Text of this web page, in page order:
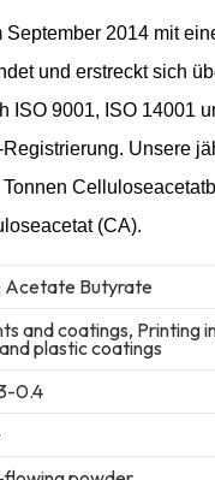
2014 mit
und erstreckt sich
ISO 9001, ISO 14001
Unsere
(CA).
Acetate Butyrate
and coatings, Printing
plastic coatings
0.4